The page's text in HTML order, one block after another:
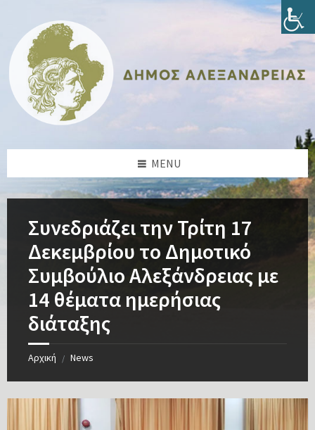
content
sidebar
sidebar
footer
MENU
Συνεδριάζει την Τρίτη 17
Δεκεμβρίου το Δημοτικό
Συμβούλιο Αλεξάνδρειας με
14 θέματα ημερήσιας
διάταξης
Αρχική / News